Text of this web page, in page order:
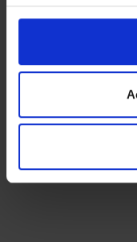
I Castelli di
Le Spiagge di
Favignana